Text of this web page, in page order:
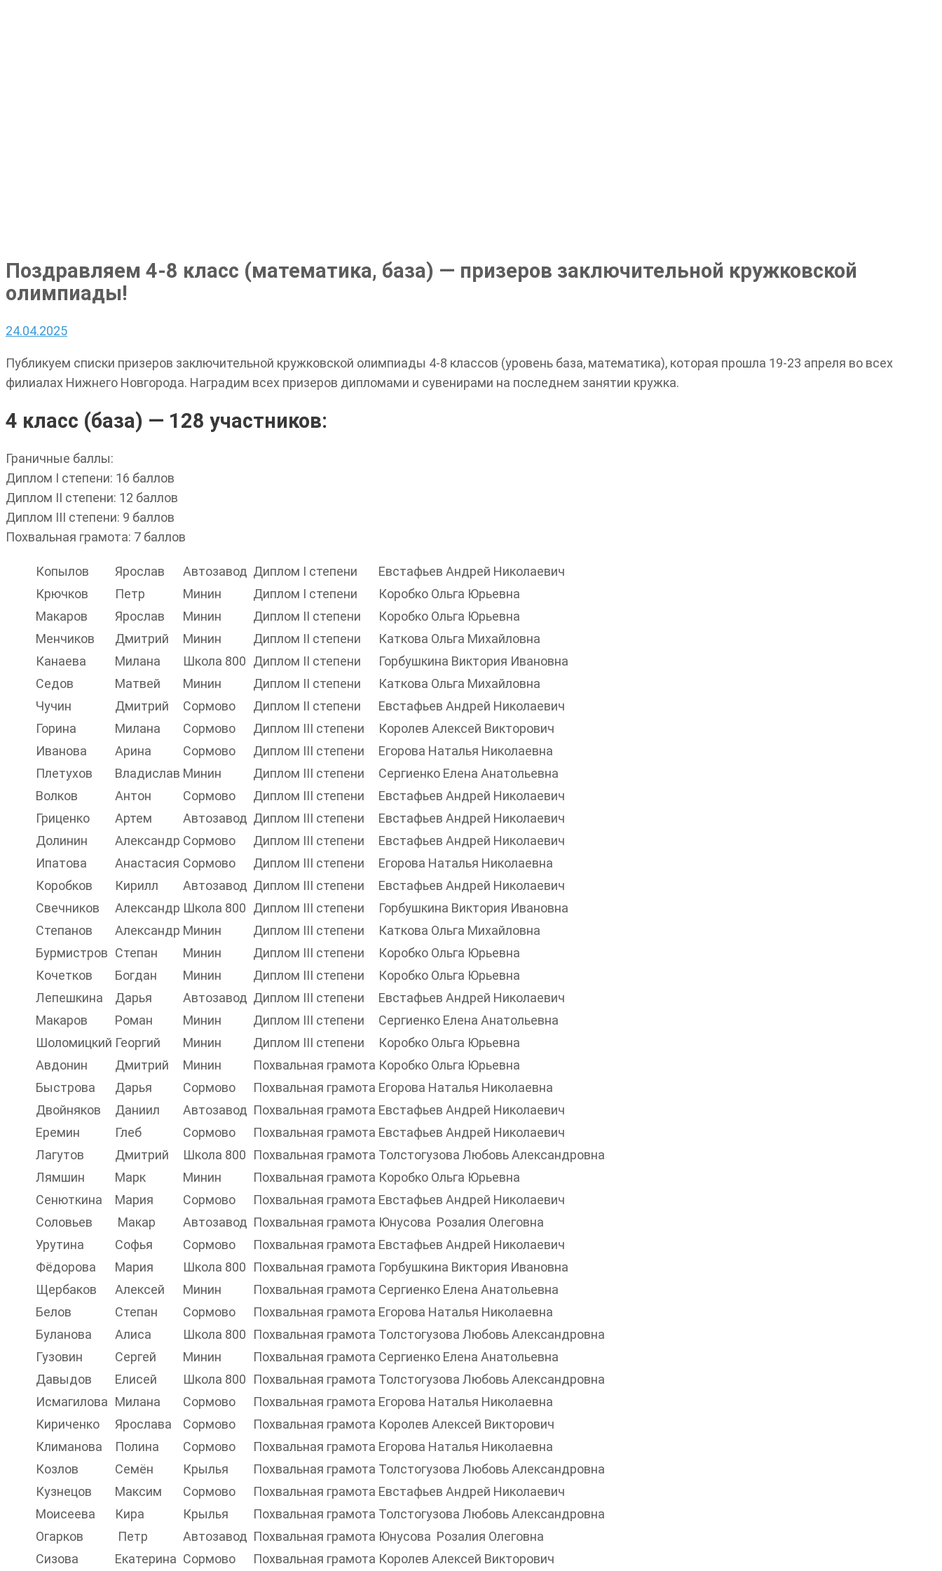
Поздравляем 4-8 класс (математика, база) — призеров заключительной кружковской
олимпиады!
24.04.2025
Публикуем списки призеров заключительной кружковской олимпиады 4-8 классов (уровень база, математика), которая прошла 19-23 апреля во всех
филиалах Нижнего Новгорода. Наградим всех призеров дипломами и сувенирами на последнем занятии кружка.
4 класс (база) — 128 участников:
Граничные баллы:
Диплом I степени: 16 баллов
Диплом II степени: 12 баллов
Диплом III степени: 9 баллов
Похвальная грамота: 7 баллов
Копылов Ярослав Автозавод Диплом I степени
Евстафьев Андрей Николаевич
Крючков
Петр Минин Диплом I степени
Коробко Ольга Юрьевна
Макаров
Ярослав Минин Диплом II степени
Коробко Ольга Юрьевна
Менчиков
Дмитрий Минин Диплом II степени
Каткова Ольга Михайловна
Канаева
Милана Школа 800 Диплом II степени
Горбушкина Виктория Ивановна
Седов
Матвей Минин Диплом II степени
Каткова Ольга Михайловна
Чучин
Дмитрий Сормово Диплом II степени
Евстафьев Андрей Николаевич
Горина
Милана Сормово Диплом III степени
Королев Алексей Викторович
Иванова
Арина Сормово Диплом III степени
Егорова Наталья Николаевна
Плетухов
Владислав Минин Диплом III степени
Сергиенко Елена Анатольевна
Волков
Антон Сормово Диплом III степени
Евстафьев Андрей Николаевич
Гриценко
Артем Автозавод Диплом III степени
Евстафьев Андрей Николаевич
Долинин
Александр Сормово Диплом III степени
Евстафьев Андрей Николаевич
Ипатова
Анастасия Сормово Диплом III степени
Егорова Наталья Николаевна
Коробков
Кирилл Автозавод Диплом III степени
Евстафьев Андрей Николаевич
Свечников
Александр Школа 800 Диплом III степени
Горбушкина Виктория Ивановна
Степанов
Александр Минин Диплом III степени
Каткова Ольга Михайловна
Бурмистров Степан Минин Диплом III степени
Коробко Ольга Юрьевна
Кочетков
Богдан Минин Диплом III степени
Коробко Ольга Юрьевна
Лепешкина
Дарья Автозавод Диплом III степени
Евстафьев Андрей Николаевич
Макаров
Роман Минин Диплом III степени
Сергиенко Елена Анатольевна
Шоломицкий Георгий Минин Диплом III степени
Коробко Ольга Юрьевна
Авдонин
Дмитрий Минин Похвальная грамота Коробко Ольга Юрьевна
Быстрова
Дарья Сормово Похвальная грамота Егорова Наталья Николаевна
Двойняков
Даниил Автозавод Похвальная грамота Евстафьев Андрей Николаевич
Еремин
Глеб Сормово Похвальная грамота Евстафьев Андрей Николаевич
Лагутов
Дмитрий Школа 800 Похвальная грамота Толстогузова Любовь Александровна
Лямшин
Марк Минин Похвальная грамота Коробко Ольга Юрьевна
Сенюткина
Мария Сормово Похвальная грамота Евстафьев Андрей Николаевич
Соловьев
Макар Автозавод Похвальная грамота Юнусова Розалия Олеговна
Урутина
Софья Сормово Похвальная грамота Евстафьев Андрей Николаевич
Фёдорова
Мария Школа 800 Похвальная грамота Горбушкина Виктория Ивановна
Щербаков
Алексей Минин Похвальная грамота Сергиенко Елена Анатольевна
Белов
Степан Сормово Похвальная грамота Егорова Наталья Николаевна
Буланова
Алиса Школа 800 Похвальная грамота Толстогузова Любовь Александровна
Гузовин
Сергей Минин Похвальная грамота Сергиенко Елена Анатольевна
Давыдов
Елисей Школа 800 Похвальная грамота Толстогузова Любовь Александровна
Исмагилова Милана Сормово Похвальная грамота Егорова Наталья Николаевна
Кириченко
Ярослава Сормово Похвальная грамота Королев Алексей Викторович
Климанова
Полина Сормово Похвальная грамота Егорова Наталья Николаевна
Козлов
Семён Крылья Похвальная грамота Толстогузова Любовь Александровна
Кузнецов
Максим Сормово Похвальная грамота Евстафьев Андрей Николаевич
Моисеева
Кира Крылья Похвальная грамота Толстогузова Любовь Александровна
Огарков
Петр Автозавод Похвальная грамота Юнусова Розалия Олеговна
Сизова
Екатерина Сормово Похвальная грамота Королев Алексей Викторович